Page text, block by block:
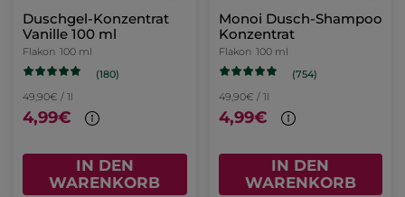
Duschgel-Konzentrat
Vanille 100 ml
Flakon 100 ml
(180)
49,90€ / 1l
4,99€
IN DEN
WARENKORB
Monoi Dusch-Shampoo
Konzentrat
Flakon 100 ml
(754)
49,90€ / 1l
4,99€
IN DEN
WARENKORB